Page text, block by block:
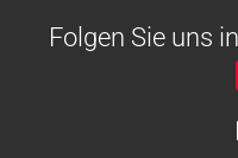
Folgen Sie uns